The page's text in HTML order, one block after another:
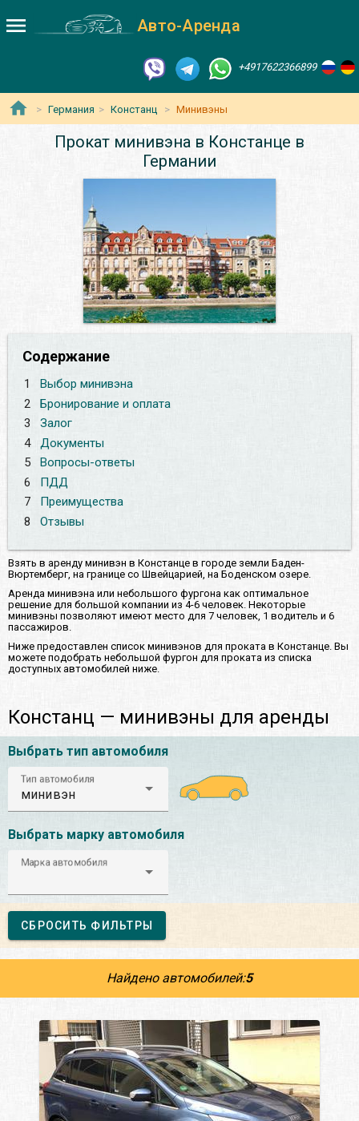
Авто-Аренда
+4917622366899
Германия Констанц Минивэны
Прокат минивэна в Констанце в
Германии
Содержание
1
Выбор минивэна
2
Бронирование и оплата
3
Залог
4
Документы
5
Вопросы-ответы
6
ПДД
7
Преимущества
8
Отзывы
Взять в аренду минивэн в Констанце в городе земли Баден-
Вюртемберг, на границе со Швейцарией, на Боденском озере.
Аренда минивэна или небольшого фургона как оптимальное
решение для большой компании из 4-6 человек. Некоторые
минивэны позволяют имеют место для 7 человек, 1 водитель и 6
пассажиров.
Ниже предоставлен список минивэнов для проката в Констанце. Вы
можете подобрать небольшой фургон для проката из списка
доступных автомобилей ниже.
Констанц — минивэны для аренды
Выбрать тип автомобиля
Тип автомобиля
минивэн
Выбрать марку автомобиля
Марка автомобиля
СБРОСИТЬ ФИЛЬТРЫ
Найдено автомобилей:5